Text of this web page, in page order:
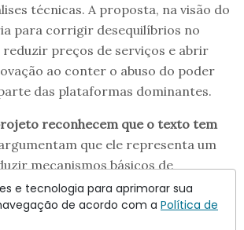
técnicas. A proposta, na visão do
para corrigir desequilíbrios no
preços de serviços e abrir
ao conter o abuso do poder
das plataformas dominantes.
reconhecem que o texto tem
que ele representa um
mecanismos básicos de
digitais que, até agora,
regulação específica no Brasil.
e tecnologia para aprimorar sua
de acordo com a Política de